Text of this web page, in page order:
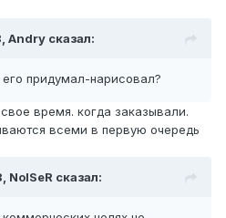
Andry сказал:
придумал-нарисовал?
время. когда заказывали.
всеми в первую очередь
NoISeR сказал: